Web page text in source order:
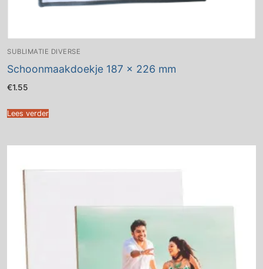
SUBLIMATIE DIVERSE
Schoonmaakdoekje 187 x 226 mm
€1.55
Lees verder